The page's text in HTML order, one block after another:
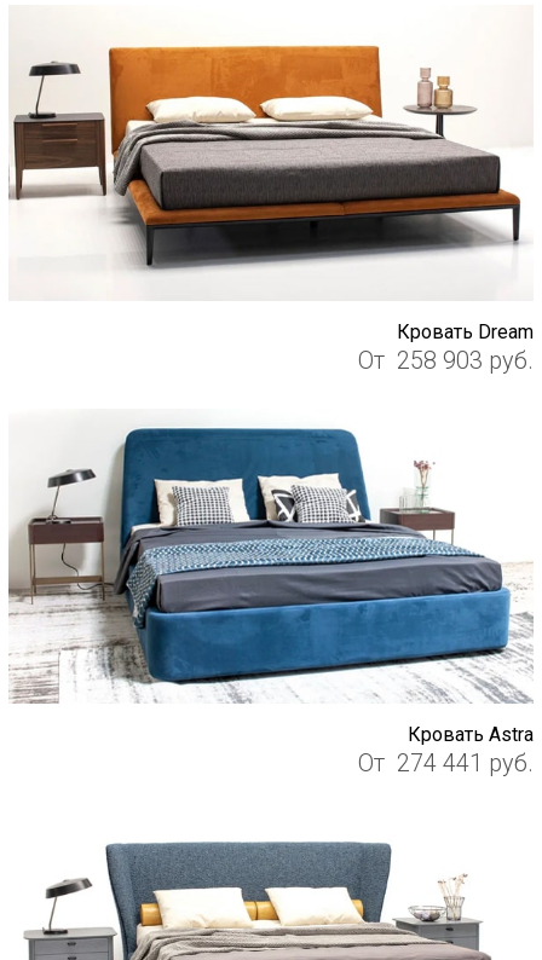
Кровать Dream
От 258 903 руб.
Кровать Astra
От 274 441 руб.